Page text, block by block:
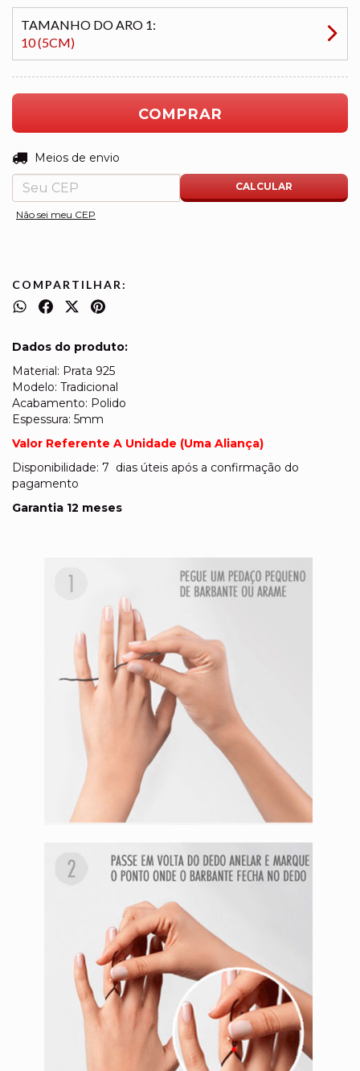
TAMANHO DO ARO 1:
10 (5CM)
Entregas para o CEP:
Meios de envio
CALCULAR
Não sei meu CEP
COMPARTILHAR:
Dados do produto:
Material: Prata 925
Modelo: Tradicional
Acabamento: Polido
Espessura: 5mm
Valor Referente A Unidade (Uma Aliança)
Disponibilidade: 7 dias úteis após a confirmação do
pagamento
Garantia 12 meses